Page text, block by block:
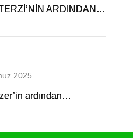
ARDINDAN…
2025
ardından…